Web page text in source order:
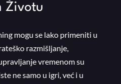
Životu
mogu se lako primeniti u
razmišljanje,
vremenom su
ne samo u igri, već i u